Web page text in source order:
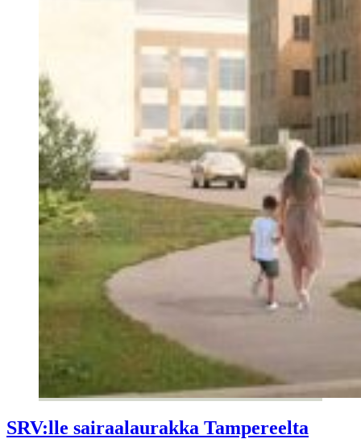
SRV:lle sairaalaurakka Tampereelta